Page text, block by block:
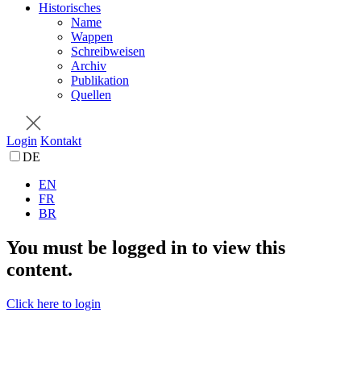
Historisches
Name
Wappen
Schreibweisen
Archiv
Publikation
Quellen
Login Kontakt
DE
EN
FR
BR
You must be logged in to view this
content.
Click here to login